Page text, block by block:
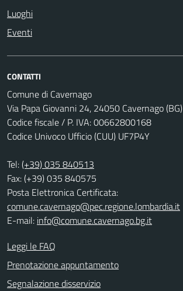
Luoghi
Eventi
CONTATTI
Comune di Cavernago
Via Papa Giovanni 24, 24050 Cavernago (BG)
Codice fiscale / P. IVA: 00662800168
Codice Univoco Ufficio (CUU) UF7P4Y
Tel:(+39) 035 840513
Fax: (+39) 035 840575
Posta Elettronica Certificata:
comune.cavernago@pec.regione.lombardia.it
E-mail: info@comune.cavernago.bg.it
Leggi le FAQ
Prenotazione appuntamento
Segnalazione disservizio